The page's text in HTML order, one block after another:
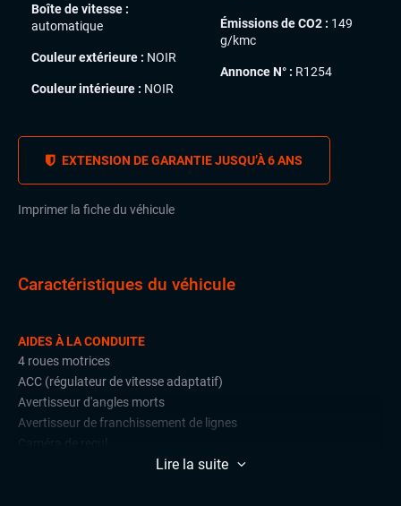
Boîte de vitesse :
automatique
Couleur extérieure : NOIR
Couleur intérieure : NOIR
Émissions de CO2 : 149
g/kmc
Annonce N° : R1254
EXTENSION DE GARANTIE JUSQU’À 6 ANS
Imprimer la fiche du véhicule
Caractéristiques du véhicule
AIDES À LA CONDUITE
4 roues motrices
ACC (régulateur de vitesse adaptatif)
Avertisseur d'angles morts
Avertisseur de franchissement de lignes
Front assist (avertisseur anti-collision)
Lire la suite